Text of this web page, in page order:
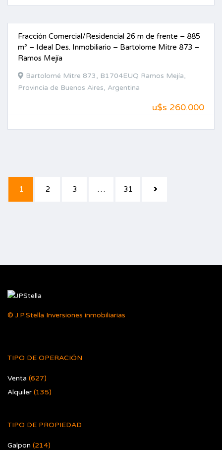
Fracción Comercial/Residencial 26 m de frente – 885
m² – Ideal Des. Inmobiliario – Bartolome Mitre 873 –
Ramos Mejía
Bartolomé Mitre 873, B1704EUQ Ramos Mejía,
Provincia de Buenos Aires, Argentina
u$s 260.000
1 2 3 … 31
© J.P.Stella Inversiones inmobiliarias
TIPO DE OPERACIÓN
Venta (627)
Alquiler (135)
TIPO DE PROPIEDAD
Galpon (214)